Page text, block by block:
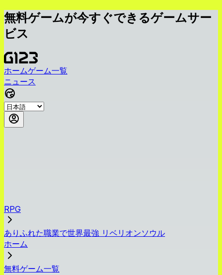
無料ゲームが今すぐできるゲームサー
ビス
ホームゲーム一覧
ニュース
RPG
ありふれた職業で世界最強 リベリオンソウル
ホーム
無料ゲーム一覧